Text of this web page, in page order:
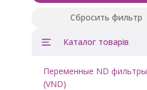
Сбросить фильтр
Каталог товарів
Переменные ND фильтры
(VND)